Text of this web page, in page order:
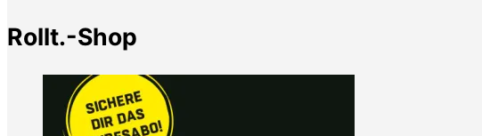
Rollt.-Shop